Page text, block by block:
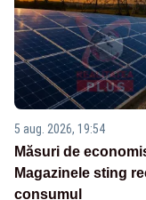
5 aug. 2026, 19:54
Măsuri de
Magazinele sting
consumul